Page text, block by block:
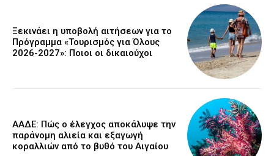
Ξεκινάει η υποβολή αιτήσεων για το
Πρόγραμμα «Τουρισμός για Όλους
2026-2027»: Ποιοι οι δικαιούχοι
ΑΑΔΕ: Πώς ο έλεγχος αποκάλυψε την
παράνομη αλιεία και εξαγωγή
κοραλλιών από το βυθό του Αιγαίου